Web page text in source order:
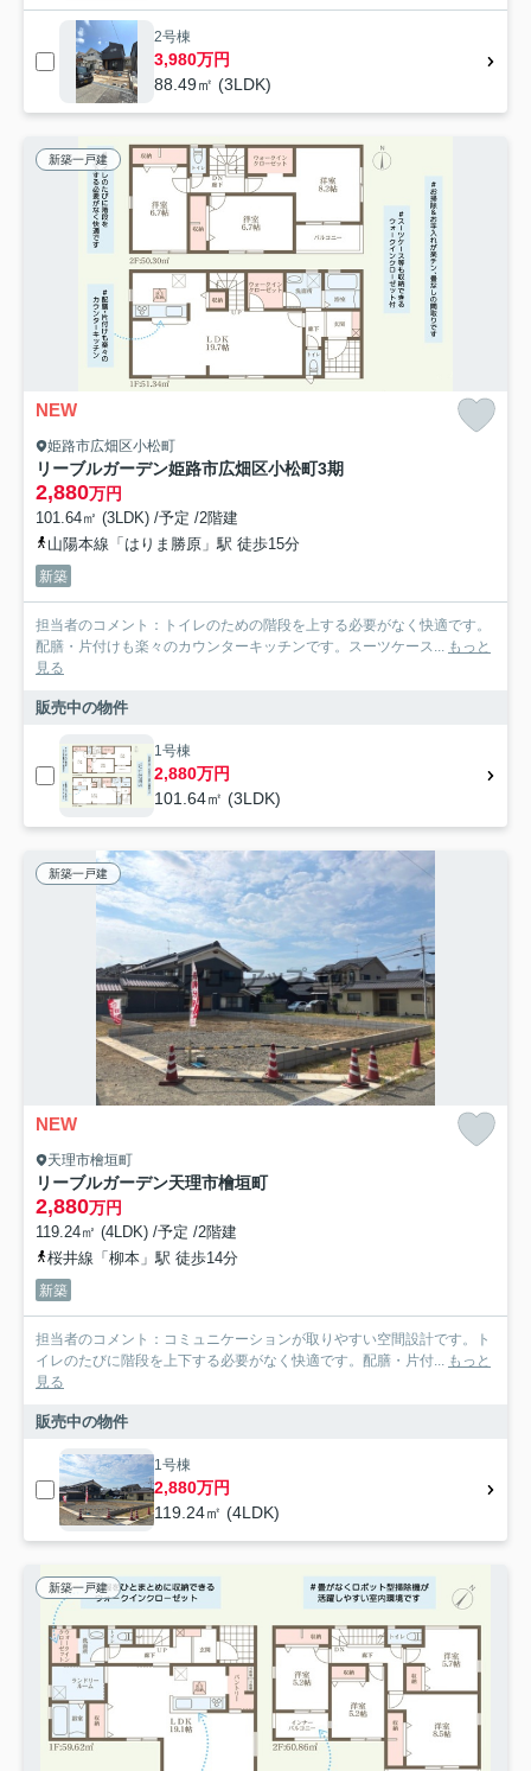
2号棟
3,980万円
88.49㎡ (3LDK)
新築一戸建
NEW
姫路市広畑区小松町
リーブルガーデン姫路市広畑区小松町3期
2,880万円
101.64㎡ (3LDK) /予定 /2階建
山陽本線「はりま勝原」駅 徒歩15分
新築
担当者のコメント：トイレのための階段を上する必要がなく快適です。
配膳・片付けも楽々のカウンターキッチンです。スーツケース... もっと
見る
販売中の物件
1号棟
2,880万円
101.64㎡ (3LDK)
新築一戸建
NEW
天理市檜垣町
リーブルガーデン天理市檜垣町
2,880万円
119.24㎡ (4LDK) /予定 /2階建
桜井線「柳本」駅 徒歩14分
新築
担当者のコメント：コミュニケーションが取りやすい空間設計です。ト
イレのたびに階段を上下する必要がなく快適です。配膳・片付... もっと
見る
販売中の物件
1号棟
2,880万円
119.24㎡ (4LDK)
新築一戸建